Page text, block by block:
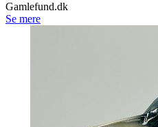
Gamlefund.dk
Se mere